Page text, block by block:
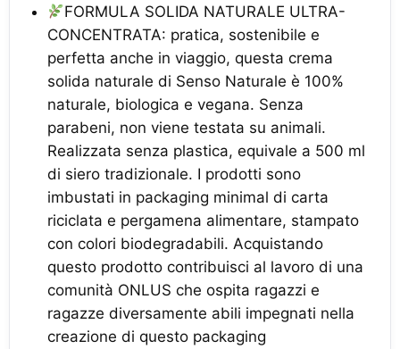
FORMULA SOLIDA NATURALE ULTRA-
CONCENTRATA: pratica, sostenibile e
perfetta anche in viaggio, questa crema
solida naturale di Senso Naturale è 100%
naturale, biologica e vegana. Senza
parabeni, non viene testata su animali.
Realizzata senza plastica, equivale a 500 ml
di siero tradizionale. I prodotti sono
imbustati in packaging minimal di carta
riciclata e pergamena alimentare, stampato
con colori biodegradabili. Acquistando
questo prodotto contribuisci al lavoro di una
comunità ONLUS che ospita ragazzi e
ragazze diversamente abili impegnati nella
creazione di questo packaging